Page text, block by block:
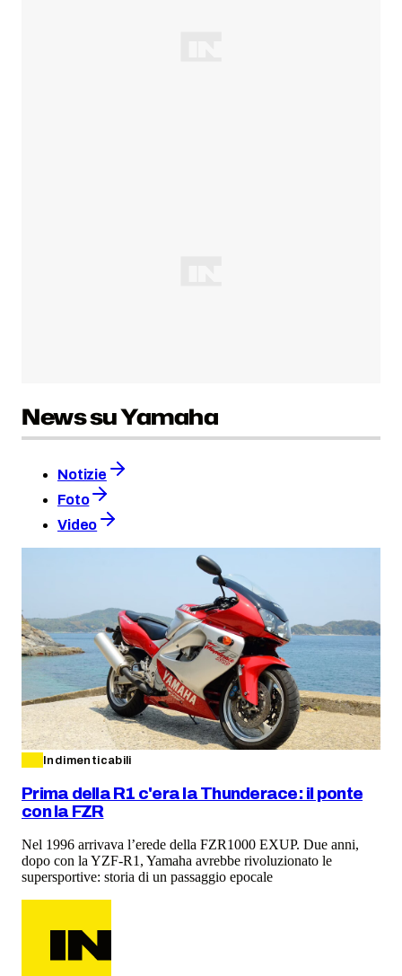
News su Yamaha
Notizie
Foto
Video
Indimenticabili
Prima della R1 c'era la Thunderace: il ponte
con la FZR
Nel 1996 arrivava l’erede della FZR1000 EXUP. Due anni,
dopo con la YZF-R1, Yamaha avrebbe rivoluzionato le
supersportive: storia di un passaggio epocale